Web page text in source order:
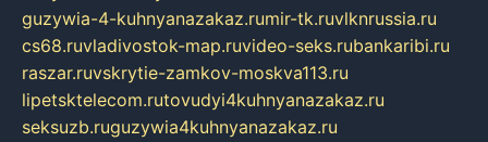
guzywia-4-kuhnyanazakaz.rumir-tk.ruvlknrussia.ru
cs68.ruvladivostok-map.ruvideo-seks.rubankaribi.ru
raszar.ruvskrytie-zamkov-moskva113.ru
lipetsktelecom.rutovudyi4kuhnyanazakaz.ru
seksuzb.ruguzywia4kuhnyanazakaz.ru